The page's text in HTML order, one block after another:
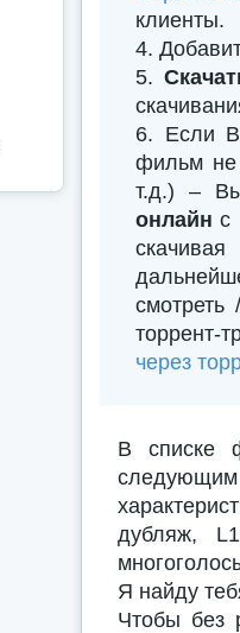
клиенты.
4.
5.
6. Если
фильм не
т.д.) –
онлайн с
торрент-
через
В списке
дубляж,
Я найду
Чтобы без